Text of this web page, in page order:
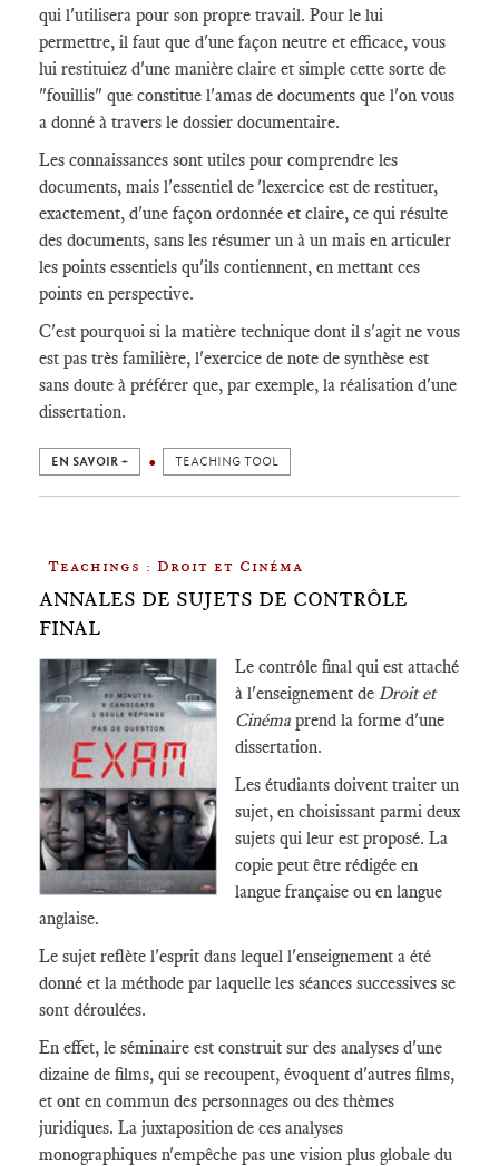
qui l'utilisera pour son propre travail. Pour le lui
permettre, il faut que d'une façon neutre et efficace, vous
lui restituiez d'une manière claire et simple cette sorte de
"fouillis" que constitue l'amas de documents que l'on vous
a donné à travers le dossier documentaire.
Les connaissances sont utiles pour comprendre les
documents, mais l'essentiel de 'lexercice est de restituer,
exactement, d'une façon ordonnée et claire, ce qui résulte
des documents, sans les résumer un à un mais en articuler
les points essentiels qu'ils contiennent, en mettant ces
points en perspective.
C'est pourquoi si la matière technique dont il s'agit ne vous
est pas très familière, l'exercice de note de synthèse est
sans doute à préférer que, par exemple, la réalisation d'une
dissertation.
EN SAVOIR + TEACHING TOOL
Teachings : Droit et Cinéma
ANNALES DE SUJETS DE CONTRÔLE
FINAL
Le contrôle final qui est attaché
à l'enseignement de Droit et
Cinéma prend la forme d'une
dissertation.
Les étudiants doivent traiter un
sujet, en choisissant parmi deux
sujets qui leur est proposé. La
copie peut être rédigée en
langue française ou en langue
anglaise.
Le sujet reflète l'esprit dans lequel l'enseignement a été
donné et la méthode par laquelle les séances successives se
sont déroulées.
En effet, le séminaire est construit sur des analyses d'une
dizaine de films, qui se recoupent, évoquent d'autres films,
et ont en commun des personnages ou des thèmes
juridiques. La juxtaposition de ces analyses
monographiques n'empêche pas une vision plus globale du